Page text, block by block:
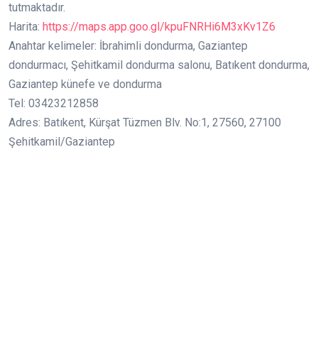
tutmaktadır.
Harita: https://maps.app.goo.gl/kpuFNRHi6M3xKv1Z6
Anahtar kelimeler: İbrahimli dondurma, Gaziantep
dondurmacı, Şehitkamil dondurma salonu, Batıkent dondurma,
Gaziantep künefe ve dondurma
Tel: 03423212858
Adres: Batıkent, Kürşat Tüzmen Blv. No:1, 27560, 27100
Şehitkamil/Gaziantep